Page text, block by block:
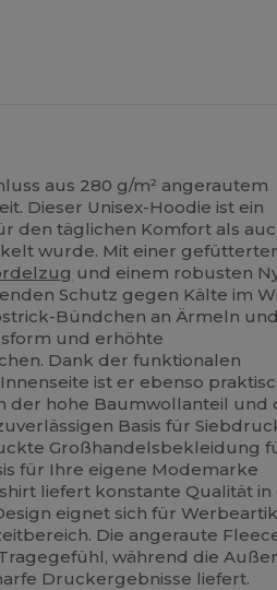
aus 280 g/m² angerautem
Dieser Unisex-Hoodie ist ein
den täglichen Komfort als
wurde. Mit einer
und einem robusten
Schutz gegen Kälte im
Bündchen an Ärmeln und
und erhöhte
Dank der funktionalen
ist er ebenso
der hohe Baumwollanteil und
Basis für
Großhandelsbekleidung
für Ihre eigene Modemarke
liefert konstante Qualität in
eignet sich für
Die angeraute
während die
Druckergebnisse liefert.